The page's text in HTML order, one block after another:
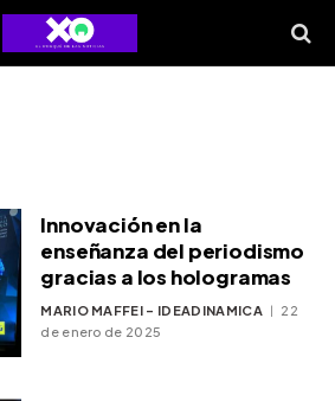
Innovación en la
enseñanza del periodismo
gracias a los hologramas
MARIO MAFFEI - IDEADINAMICA
22
de enero de 2025